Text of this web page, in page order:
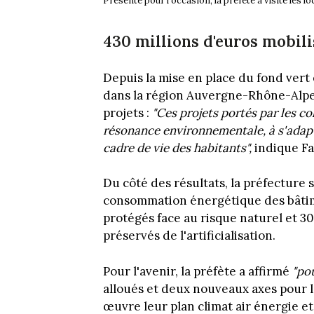
430 millions d'euros
Depuis la mise en place du fond
dans la région Auvergne-Rhône-
projets : "Ces projets portés par les
résonance environnementale, à
cadre de vie des habitants",indique
Du côté des résultats, la préfecture
consommation énergétique des
protégés face au risque naturel et
préservés de l'artificialisation.
Pour l'avenir, la préfète a affirmé
alloués et deux nouveaux axes
œuvre leur plan climat air énergie